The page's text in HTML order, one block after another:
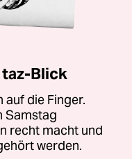
Blick
auf die Finger.
Samstag
recht macht und
werden.